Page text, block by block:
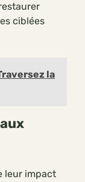
ciblées
la
leur impact